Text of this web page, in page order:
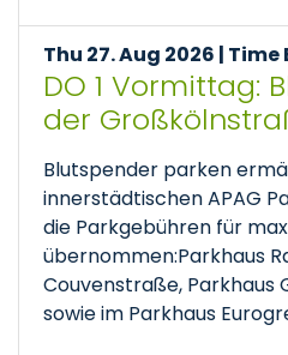
Thu 27. Aug 2026 | Time
DO 1 Vormittag:
der
Blutspender parken
innerstädtischen APAG
die Parkgebühren für
übernommen:Parkhaus
Couvenstraße, Parkhaus
sowie im Parkhaus